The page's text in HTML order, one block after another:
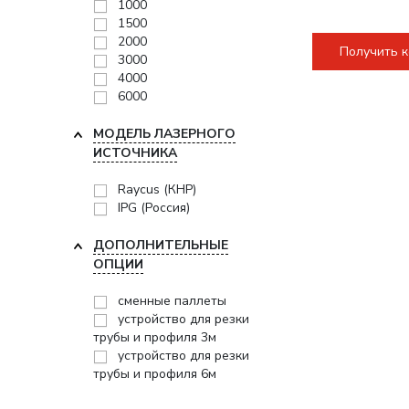
Получить
1000
1500
2000
3000
4000
6000
МОДЕЛЬ ЛАЗЕРНОГО
ИСТОЧНИКА
Raycus (КНР)
IPG (Россия)
ДОПОЛНИТЕЛЬНЫЕ
ОПЦИИ
сменные паллеты
устройство для резки
трубы и профиля 3м
устройство для резки
трубы и профиля 6м